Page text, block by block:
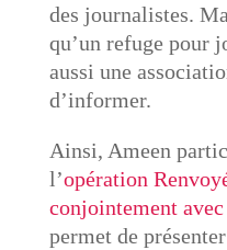
des journalistes.
qu’un refuge pour
aussi une
d’informer.
Ainsi, Ameen
l’opération
conjointement
permet de